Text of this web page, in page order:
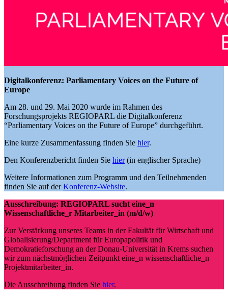
Digitalkonferenz: Parliamentary Voices on the Future of
Europe
Am 28. und 29. Mai 2020 wurde im Rahmen des
Forschungsprojekts REGIOPARL die Digitalkonferenz
“Parliamentary Voices on the Future of Europe” durchgeführt.
Eine kurze Zusammenfassung finden Sie hier.
Den Konferenzbericht finden Sie hier(in englischer Sprache)
Weitere Informationen zum Programm und den Teilnehmenden
finden Sie auf derKonferenz-Website.
Ausschreibung: REGIOPARL sucht eine_n
Wissenschaftliche_r Mitarbeiter_in (m/d/w)
Zur Verstärkung unseres Teams in der Fakultät für Wirtschaft und
Globalisierung/Department für Europapolitik und
Demokratieforschung an der Donau-Universität in Krems suchen
wir zum nächstmöglichen Zeitpunkt eine_n wissenschaftliche_n
Projektmitarbeiter_in.
Die Ausschreibung finden Sie hier.